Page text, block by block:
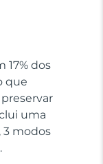
17% dos
que
uma
3 modos